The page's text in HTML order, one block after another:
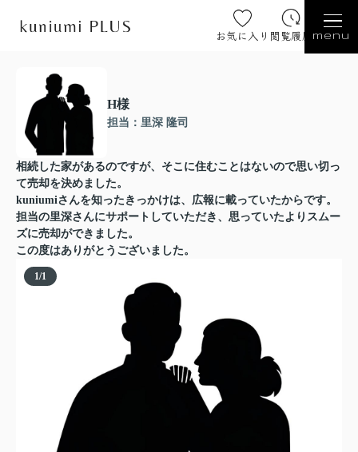
お気に入り 閲覧履歴 menu
H様
担当：里深 隆司
相続した家があるのですが、そこに住むことはないので思い切っ
て売却を決めました。
kuniumiさんを知ったきっかけは、広報に載っていたからです。
担当の里深さんにサポートしていただき、思っていたよりスムー
ズに売却ができました。
この度はありがとうございました。
1/1